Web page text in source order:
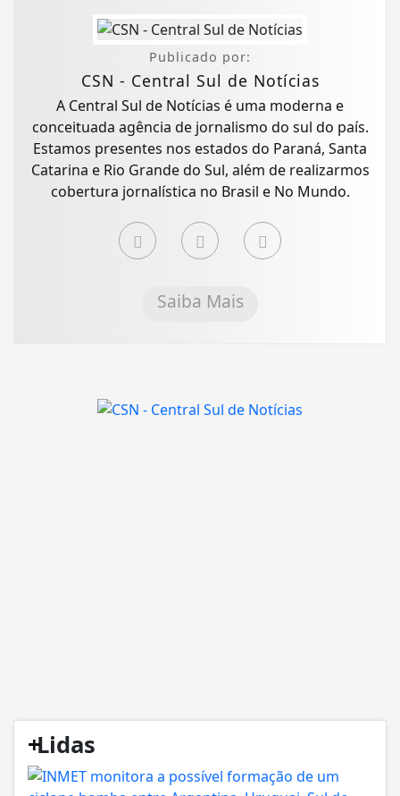
Publicado por:
CSN - Central Sul de Notícias
A Central Sul de Notícias é uma moderna e
conceituada agência de jornalismo do sul do país.
Estamos presentes nos estados do Paraná, Santa
Catarina e Rio Grande do Sul, além de realizarmos
cobertura jornalística no Brasil e No Mundo.
Saiba Mais
+
Lidas